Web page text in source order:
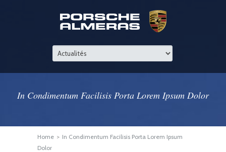
In Condimentum Facilisis Porta Lorem Ipsum Dolor
Home > In Condimentum Facilisis Porta Lorem Ipsum
Dolor